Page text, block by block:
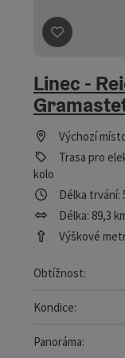
Označit
Linec -
Výchozí
Trasa pro
kolo
Délka trvání:
Délka: 89,3
Výškové
Obtížnost:
Střední
Kondice:
Střední
Panoráma:
Skvělé panorama